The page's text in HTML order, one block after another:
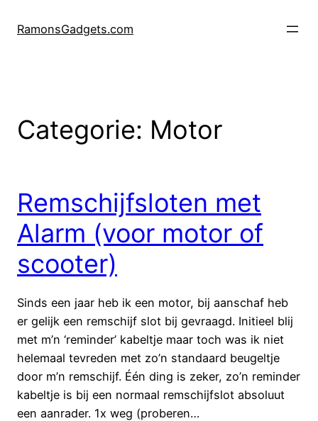
naarRamonsGadgets.com
Categorie: Motor
Remschijfsloten met
Alarm (voor motor of
scooter)
Sinds een jaar heb ik een motor, bij aanschaf heb
er gelijk een remschijf slot bij gevraagd. Initieel blij
met m’n ‘reminder’ kabeltje maar toch was ik niet
helemaal tevreden met zo’n standaard beugeltje
door m’n remschijf. Één ding is zeker, zo’n reminder
kabeltje is bij een normaal remschijfslot absoluut
een aanrader. 1x weg (proberen…